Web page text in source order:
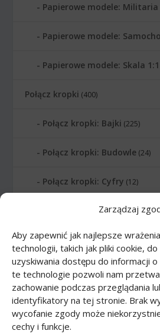
Zarządzaj
Aby zapewnić jak najlepsze
technologii, takich jak pliki cookie,
uzyskiwania dostępu do informacji o
te technologie pozwoli nam
zachowanie podczas przeglądania
identyfikatory na tej stronie. Brak
wycofanie zgody może
cechy i funkcje.
Papierowe modele: Militaria
Papierowe modele:
Papierowe modele: Skala 1:1
Połącz kropki (400)
Połącz kropki: Bajki (225)
Połącz kropki: Budowle (24)
Połącz kropki: Cyfry (12)
Połącz kropki: Instrumenty
Połącz kropki: Litery(6)
Połącz kropki: Planety (10)
Połącz kropki: Sporty (20)
Połącz kropki: Transport